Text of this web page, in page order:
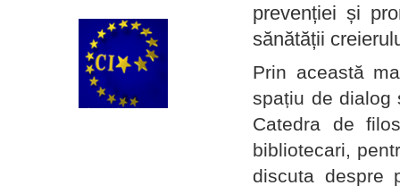
prevenției și
sănătății
Prin această
spațiu de dialog
Catedra de
bibliotecari,
discuta despre